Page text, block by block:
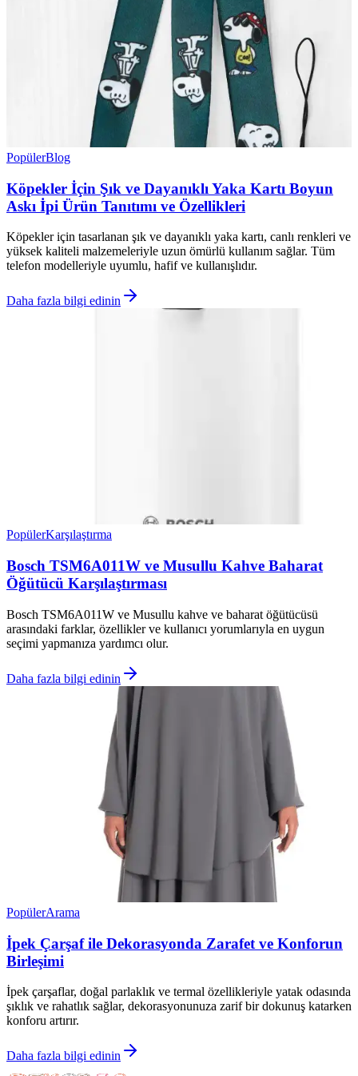
PopülerBlog
Köpekler İçin Şık ve Dayanıklı Yaka Kartı Boyun
Askı İpi Ürün Tanıtımı ve Özellikleri
Köpekler için tasarlanan şık ve dayanıklı yaka kartı, canlı renkleri ve
yüksek kaliteli malzemeleriyle uzun ömürlü kullanım sağlar. Tüm
telefon modelleriyle uyumlu, hafif ve kullanışlıdır.
Daha fazla bilgi edinin
PopülerKarşılaştırma
Bosch TSM6A011W ve Musullu Kahve Baharat
Öğütücü Karşılaştırması
Bosch TSM6A011W ve Musullu kahve ve baharat öğütücüsü
arasındaki farklar, özellikler ve kullanıcı yorumlarıyla en uygun
seçimi yapmanıza yardımcı olur.
Daha fazla bilgi edinin
PopülerArama
İpek Çarşaf ile Dekorasyonda Zarafet ve Konforun
Birleşimi
İpek çarşaflar, doğal parlaklık ve termal özellikleriyle yatak odasında
şıklık ve rahatlık sağlar, dekorasyonunuza zarif bir dokunuş katarken
konforu artırır.
Daha fazla bilgi edinin